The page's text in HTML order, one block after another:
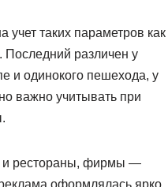
таких параметров как
Последний различен у
и одинокого пешехода, у
важно учитывать при
и рестораны, фирмы —
оформлялась ярко